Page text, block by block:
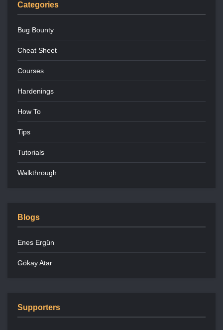
Categories
Bug Bounty
Cheat Sheet
Courses
Hardenings
How To
Tips
Tutorials
Walkthrough
Blogs
Enes Ergün
Gökay Atar
Supporters